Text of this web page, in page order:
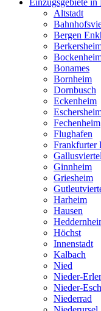
Einzugsgebiete in
Altstadt
Bergen
Bonames
Bornheim
Dornbusch
Eckenheim
Fechenheim
Flughafen
Frankfurter
Gallusviertel
Ginnheim
Griesheim
Harheim
Hausen
Höchst
Innenstadt
Kalbach
Nied
Nieder-
Nieder-
Niederrad